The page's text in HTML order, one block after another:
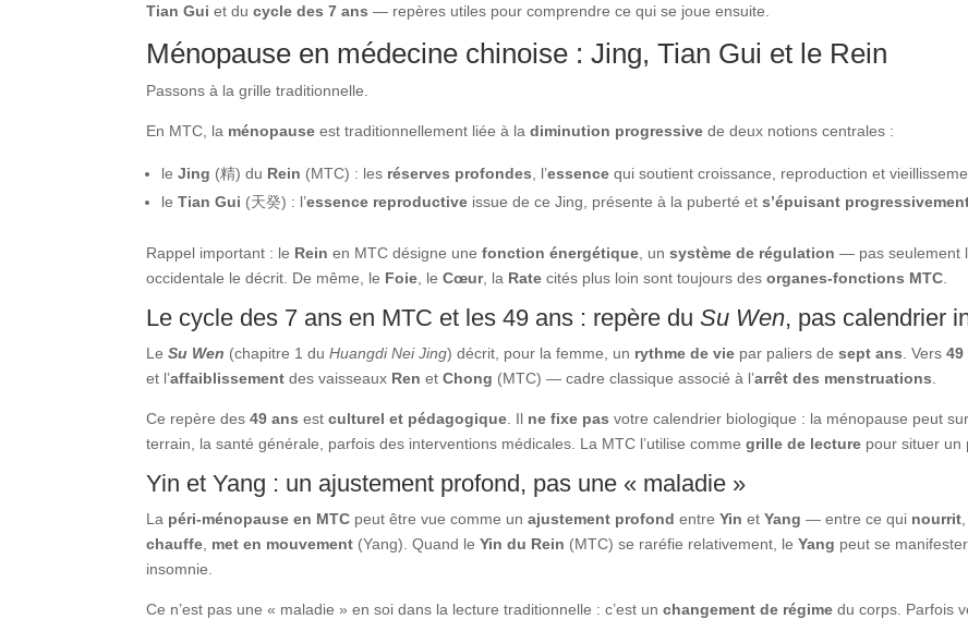
Tian Gui et ducycle des 7 ans — repères utiles pour comprendre ce qui se joue ensuite.
Ménopause en médecine chinoise : Jing, Tian Gui et le Rein
Passons à la grille traditionnelle.
En MTC, la ménopause est traditionnellement liée à ladiminution progressive de deux notions centrales :
leJing (精) du Rein (MTC) : les réserves profondes , l’essence qui soutient croissance, reproduction et
leTian Gui (天癸) : l’essence reproductive issue de ce Jing, présente à la puberté ets’épuisant
Rappel important : le Rein en MTC désigne unefonction énergétique , unsystème de régulation — pas seulement
occidentale le décrit. De même, le Foie , leCœur, la Rate cités plus loin sont toujours desorganes-fonctions MTC
Le cycle des 7 ans en MTC et les 49 ans : repère duSu Wen, pas calendrier
LeSu Wen (chapitre 1 duHuangdi Nei Jing) décrit, pour la femme, un rythme de vie par paliers desept ans . Vers49
et l’affaiblissement des vaisseaux Ren etChong (MTC) — cadre classique associé à l’arrêt des menstruations
Ce repère des49 ans estculturel et pédagogique . Il ne fixe pas votre calendrier biologique : la ménopause peut
terrain, la santé générale, parfois des interventions médicales. La MTC l’utilise commegrille de lecture pour situer un
Yin et Yang : un ajustement profond, pas une « maladie »
La péri-ménopause en MTC peut être vue comme unajustement profond entreYin etYang — entre ce qui nourrit
chauffe met en mouvement (Yang). Quand leYin du Rein (MTC) se raréfie relativement, leYang peut se
insomnie.
Ce n’est pas une « maladie » en soi dans la lecture traditionnelle : c’est unchangement de régime du corps. Parfois